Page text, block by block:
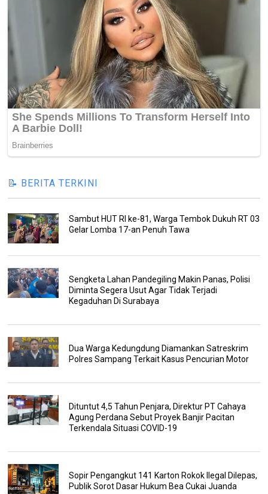
📝 BERITA TERKINI
Sambut HUT RI ke-81, Warga Tembok Dukuh RT 03
Gelar Lomba 17-an Penuh Tawa
Sengketa Lahan Pandegiling Makin Panas, Polisi
Diminta Segera Usut Agar Tidak Terjadi
Kegaduhan Di Surabaya
Dua Warga Kedungdung Diamankan Satreskrim
Polres Sampang Terkait Kasus Pencurian Motor
Dituntut 4,5 Tahun Penjara, Direktur PT Cahaya
Agung Perdana Sebut Proyek Banjir Pacitan
Terkendala Situasi COVID-19
Sopir Pengangkut 141 Karton Rokok Ilegal Dilepas,
Publik Sorot Dasar Hukum Bea Cukai Juanda